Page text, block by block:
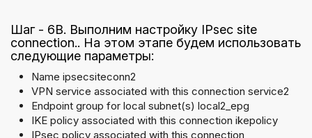
Шаг - 6B. Выполним настройку IPsec site
connection.. На этом этапе будем использовать
следующие параметры:
Name ipsecsiteconn2
VPN service associated with this connection service2
Endpoint group for local subnet(s) local2_epg
IKE policy associated with this connection ikepolicy
IPsec policy associated with this connection